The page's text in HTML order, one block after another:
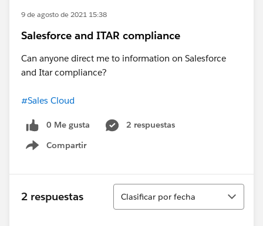
9 de agosto de 2021 15:38
Salesforce and ITAR compliance
Can anyone direct me to information on Salesforce
and Itar compliance?
#Sales Cloud
0 Me gusta
2 respuestas
Compartir
Show menu
2 respuestas
Ordenar
Clasificar por fecha